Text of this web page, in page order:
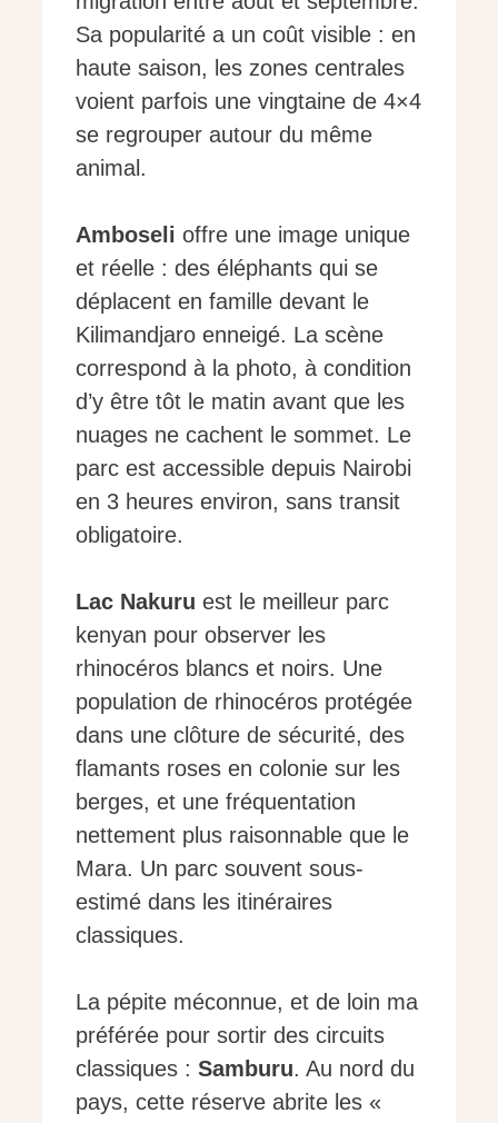
Sa popularité a un coût visible : en
haute saison, les zones centrales
voient parfois une vingtaine de 4×4
se regrouper autour du même
animal.
Amboseli offre une image unique
et réelle : des éléphants qui se
déplacent en famille devant le
Kilimandjaro enneigé. La scène
correspond à la photo, à condition
d’y être tôt le matin avant que les
nuages ne cachent le sommet. Le
parc est accessible depuis Nairobi
en 3 heures environ, sans transit
obligatoire.
Lac Nakuru est le meilleur parc
kenyan pour observer les
rhinocéros blancs et noirs. Une
population de rhinocéros protégée
dans une clôture de sécurité, des
flamants roses en colonie sur les
berges, et une fréquentation
nettement plus raisonnable que le
Mara. Un parc souvent sous-
estimé dans les itinéraires
classiques.
La pépite méconnue, et de loin ma
préférée pour sortir des circuits
classiques : Samburu. Au nord du
pays, cette réserve abrite les «